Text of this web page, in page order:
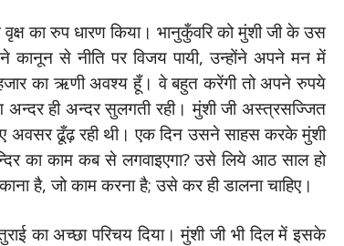
रुप धारण किया। भानुकुँवरि को मुंशी जी के उस
से नीति पर विजय पायी, उन्होंने अपने मन में
का ऋणी अवश्य हूँ। वे बहुत करेंगी तो अपने रुपये
ही अन्दर सुलगती रही। मुंशी जी अस्त्रसज्जित
ढूँढ़ रही थी। एक दिन उसने साहस करके मुंशी
का काम कब से लगवाइएगा? उसे लिये आठ साल हो
है, जो काम करना है; उसे कर ही डालना चाहिए।
का अच्छा परिचय दिया। मुंशी जी भी दिल में इसके